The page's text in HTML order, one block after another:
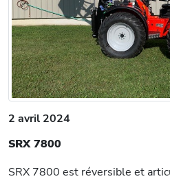
2 avril 2024
SRX 7800
SRX 7800 est réversible et